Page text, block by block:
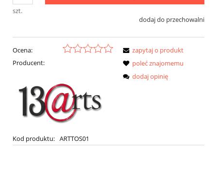
szt.
dodaj do przechowalni
Ocena:
Producent:
Kod produktu: ARTTOS01
zapytaj o produkt
poleć znajomemu
dodaj opinię